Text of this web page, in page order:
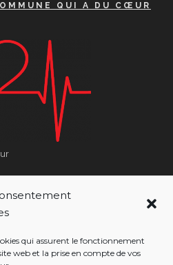
qui assurent le fonctionnement
web et la prise en compte de vos
QUI A DU CŒUR